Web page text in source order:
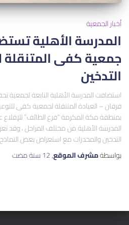
أخبار الجمعية
المدرسة الأهلية
جمعية كفى المتنقلة
التدخين
استضافت المدرسة الأهلية التابعة لجمعية
فرقان – العيادة المتنقلة لجمعية كفى
بمنطقة مكة المكرمة “فرع الطائف” للإقلاع
المدرسة الأهلية من مختلف المراحل ، وقد
التدخين والمخدرات مع استعراض بعض النماذج
بواسطةمشرف الموقع,12 سنة مضت